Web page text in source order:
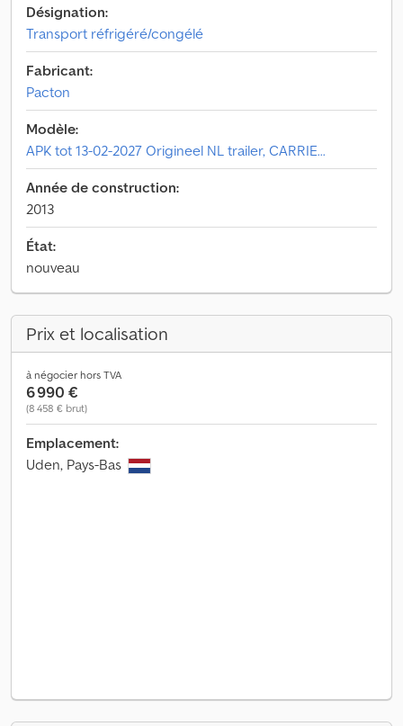
Désignation:
Transport réfrigéré/congélé
Fabricant:
Pacton
Modèle:
APK tot 13-02-2027 Origineel NL trailer, CARRIE...
Année de construction:
2013
État:
nouveau
Prix et localisation
à négocier hors TVA
6 990 €
(8 458 € brut)
Emplacement:
Uden, Pays-Bas